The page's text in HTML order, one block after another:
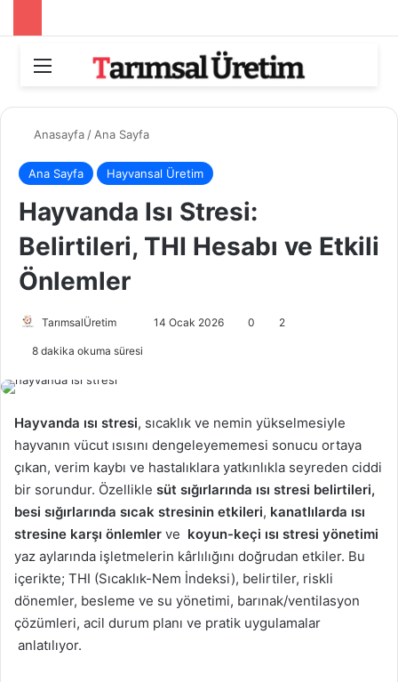
Anasayfa / Ana Sayfa
Ana Sayfa Hayvansal Üretim
Hayvanda Isı Stresi:
Belirtileri, THI Hesabı ve Etkili
Önlemler
TarımsalÜretim
p
o
s
t
a
g
ö
n
d
e
14 Ocak 2026 0 2
8 dakika okuma süresi
Hayvanda ısı stresi, sıcaklık ve nemin yükselmesiyle
hayvanın vücut ısısını dengeleyememesi sonucu ortaya
çıkan, verim kaybı ve hastalıklara yatkınlıkla seyreden ciddi
bir sorundur. Özellikle süt sığırlarında ısı stresi belirtileri,
besi sığırlarında sıcak stresinin etkileri, kanatlılarda ısı
stresine karşı önlemler ve koyun-keçi ısı stresi yönetimi
yaz aylarında işletmelerin kârlılığını doğrudan etkiler. Bu
içerikte; THI (Sıcaklık-Nem İndeksi), belirtiler, riskli
dönemler, besleme ve su yönetimi, barınak/ventilasyon
çözümleri, acil durum planı ve pratik uygulamalar
anlatılıyor.